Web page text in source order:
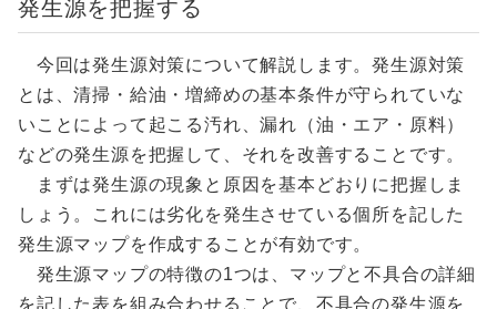
発生源を把握する
今回は発生源対策について解説します。発生源対策
とは、清掃・給油・増締めの基本条件が守られていな
いことによって起こる汚れ、漏れ（油・エア・原料）
などの発生源を把握して、それを改善することです。
まずは発生源の現象と原因を基本どおりに把握しま
しょう。これには劣化を発生させている個所を記した
発生源マップを作成することが有効です。
発生源マップの特徴の1つは、マップと不具合の詳細
を記した表を組み合わせることで、不具合の発生源を